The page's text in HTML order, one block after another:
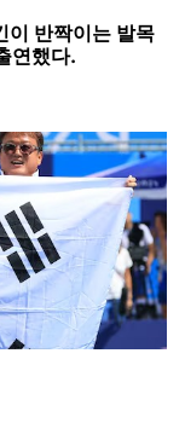
이 반짝이는 발목
연했다.